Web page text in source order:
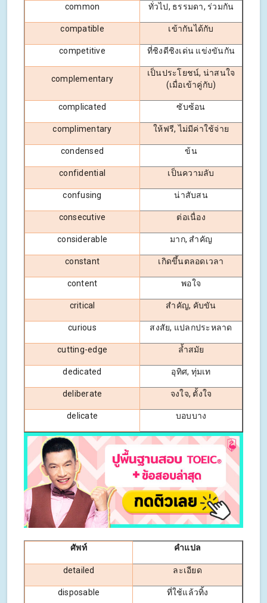
common ทั่วไป, ธรรมดา, ร่วมกัน
compatible เข้ากันได้กับ
competitive ที่ชิงดีชิงเด่น แข่งขันกัน
complementary
เป็นประโยชน์, น่าสนใจ
(เมื่อเข้าคู่กับ)
complicated ซับซ้อน
complimentary ให้ฟรี, ไม่มีค่าใช้จ่าย
condensed ข้น
confidential เป็นความลับ
confusing น่าสับสน
consecutive ต่อเนื่อง
considerable มาก, สำคัญ
constant เกิดขึ้นตลอดเวลา
content พอใจ
critical สำคัญ, คับขัน
curious สงสัย, แปลกประหลาด
cutting-edge ล้ำสมัย
dedicated อุทิศ, ทุ่มเท
deliberate จงใจ, ตั้งใจ
delicate บอบบาง
ศัพท์ คำแปล
detailed ละเอียด
disposable ที่ใช้แล้วทิ้ง